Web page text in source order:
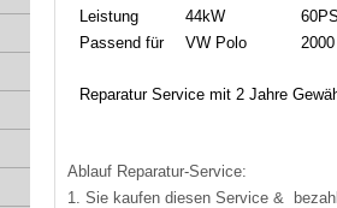
Leistung
44kW
60PS
Passend für
VW Polo
Reparatur Service mit 2 Jahre
Ablauf Reparatur-Service:
1. Sie kaufen diesen Service &